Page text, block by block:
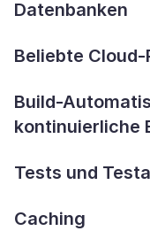
Datenbanken
Beliebte
Build-
kontinuierliche
Tests und
Caching